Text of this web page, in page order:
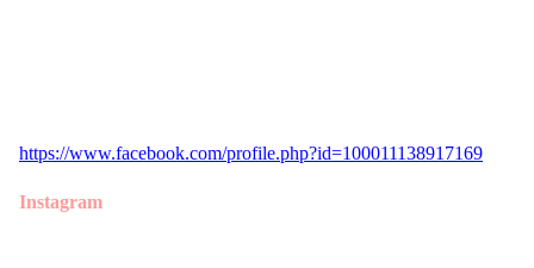
https://www.facebook.com/profile.php?id=100011138917169
Instagram